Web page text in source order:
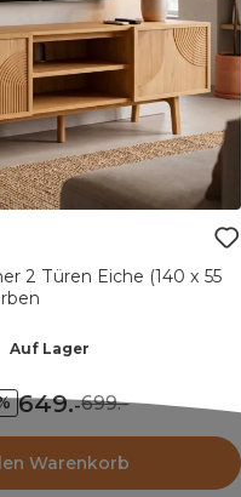
2 Türen Eiche (140 x 55
Auf Lager
649.-699.-
Warenkorb